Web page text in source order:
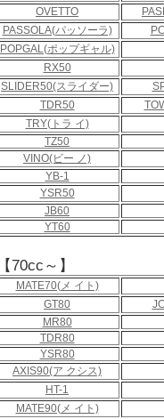
OVETTO
PASSOLA(パッソーラ)
POPGAL(ポップギャル)
RX50
SLIDER50(スライダー)
TDR50
TRY(トラ イ)
TZ50
VINO(ビー ノ)
YB-1
YSR50
JB60
YT60
【70cc～】
MATE70(メ イト)
GT80
MR80
TDR80
YSR80
AXIS90(ア クシス)
HT-1
MATE90(メ イト)